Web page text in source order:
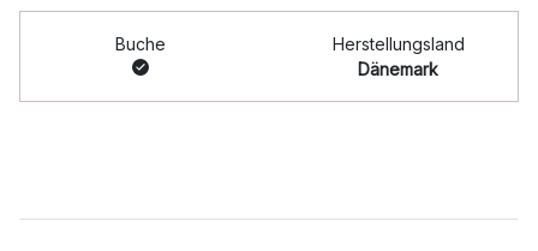
Buche
Herstellungsland
Dänemark